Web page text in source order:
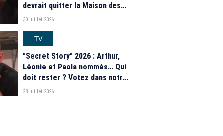
devrait quitter la Maison des
secrets ce soir ? Les
30 juillet 2026
TV
"Secret Story" 2026 : Arthur,
Léonie et Paola nommés... Qui
doit rester ? Votez dans notre
sondage
28 juillet 2026